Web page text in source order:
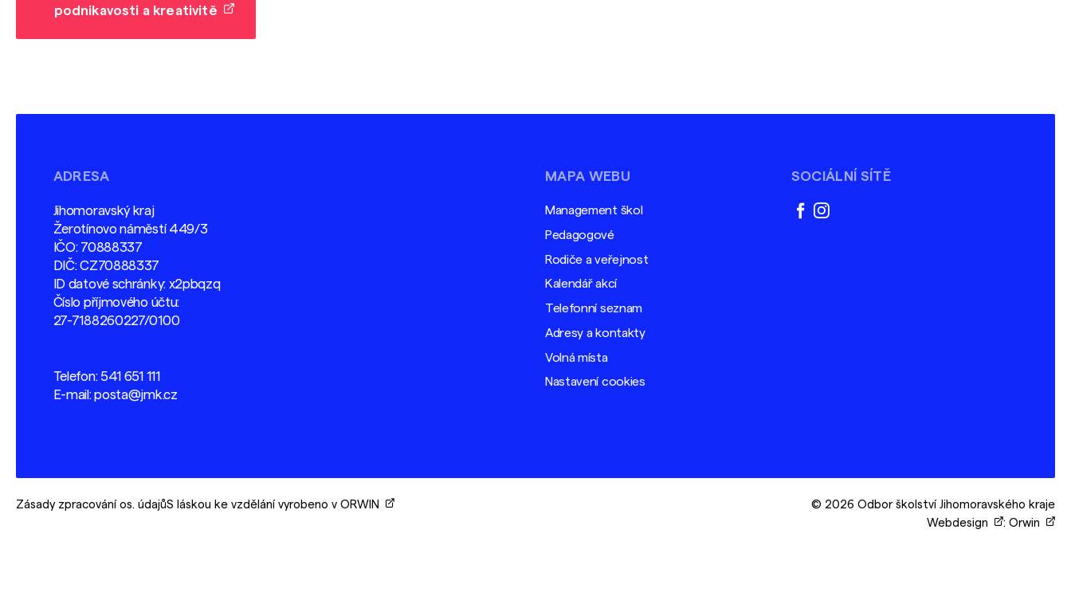
podnikavosti a kreativitě
ADRESA
Jihomoravský kraj
Žerotínovo náměstí 449/3
IČO: 70888337
DIČ: CZ70888337
ID datové schránky: x2pbqzq
Číslo příjmového účtu:
27-7188260227/0100
Telefon: 541 651 111
E-mail:posta@jmk.cz
MAPA WEBU
Management škol
Pedagogové
Rodiče a veřejnost
Kalendář akcí
Telefonní seznam
Adresy a kontakty
Volná místa
Nastavení cookies
SOCIÁLNÍ SÍTĚ
facebook
instagram
Zásady zpracování os. údajůS láskou ke vzdělání vyrobeno v ORWIN
© 2026 Odbor školství Jihomoravského kraje
Webdesign
: Orwin